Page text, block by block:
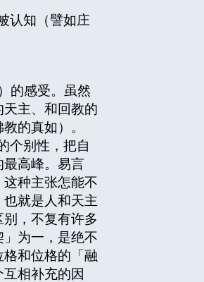
认知（譬如庄
的感受。虽然
主、和回教的
的真如）。
个别性，把自
最高峰。易言
种主张怎能不
就是人和天主
，不复有许多
为一，是绝不
和位格的「融
相补充的因